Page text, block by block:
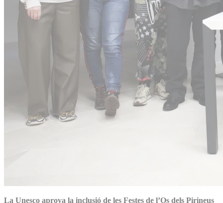
La Unesco aprova la inclusió de les Festes de l’Os dels Pirineus